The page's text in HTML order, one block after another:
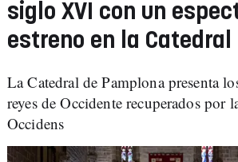
siglo XVI con un
estreno en la Catedral
La Catedral de Pamplona presenta
reyes de Occidente recuperados por
Occidens